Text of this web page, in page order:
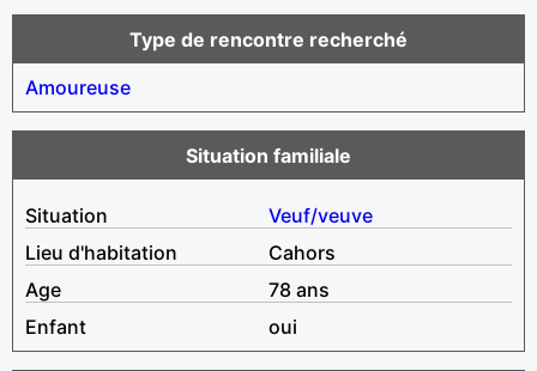
Type de rencontre recherché
Amoureuse
Situation familiale
Situation
Veuf/veuve
Lieu d'habitation
Cahors
Age
78 ans
Enfant
oui